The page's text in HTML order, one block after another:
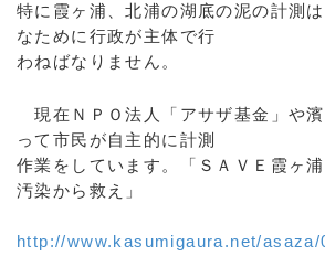
特に霞ヶ浦、北浦の湖底の泥の計測
なために行政が主体で行
わねばなりません。
現在ＮＰＯ法人「アサザ基金」や
って市民が自主的に計測
作業をしています。「ＳＡＶＥ霞ヶ
汚染から救え」
http://www.kasumigaura.net/